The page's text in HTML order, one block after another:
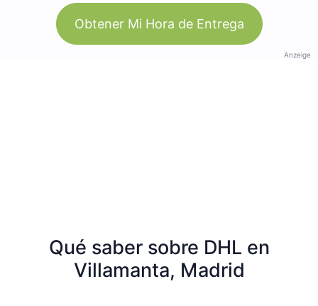
Obtener Mi Hora de Entrega
Anzeige
Qué saber sobre DHL en
Villamanta, Madrid